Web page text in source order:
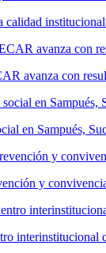
calidad
avanza con
en Sampués,
y
interinstitucional